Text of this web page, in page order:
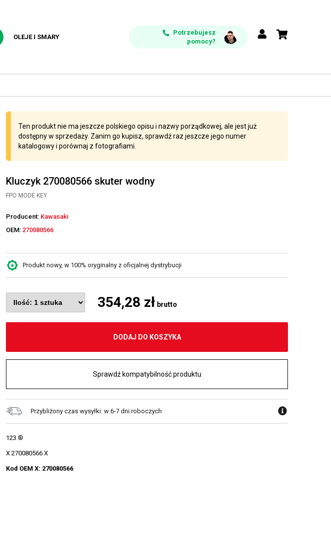
OLEJE I SMARY
Potrzebujesz
pomocy?
Ten produkt nie ma jeszcze polskiego opisu i nazwy porządkowej, ale jest już
dostępny w sprzedaży. Zanim go kupisz, sprawdź raz jeszcze jego numer
katalogowy i porównaj z fotografiami.
Kluczyk 270080566 skuter wodny
FPO MODE KEY
Producent: Kawasaki
OEM: 270080566
Produkt nowy, w 100% oryginalny z oficjalnej dystrybucji
354,28 zł brutto
DODAJ DO KOSZYKA
Sprawdź kompatybilność produktu
Przybliżony czas wysyłki: w 6-7 dni roboczych
123 ®
X 270080566 X
Kod OEM X: 270080566